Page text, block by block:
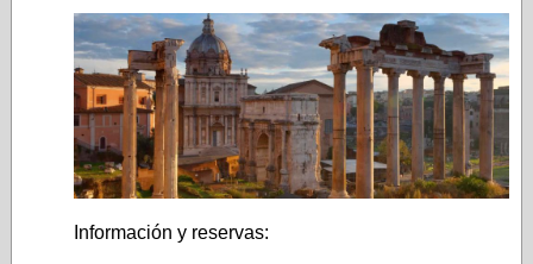
Información y reservas: